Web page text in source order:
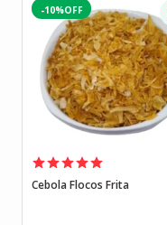
-10%
Cebola Flocos Frita